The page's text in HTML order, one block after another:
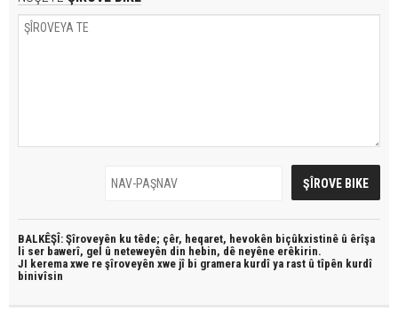
BALKÊŞÎ: Şîroveyên ku têde; çêr, heqaret, hevokên biçûkxistinê û êrîşa
li ser bawerî, gel û neteweyên din hebin, dê neyêne erêkirin.
JI kerema xwe re şîroveyên xwe jî bi gramera kurdî ya rast û tîpên kurdî
binivîsin